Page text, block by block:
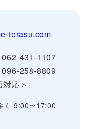
terasu.com
062-431-1107
258-8809
対応＞
く 9:00〜17:00